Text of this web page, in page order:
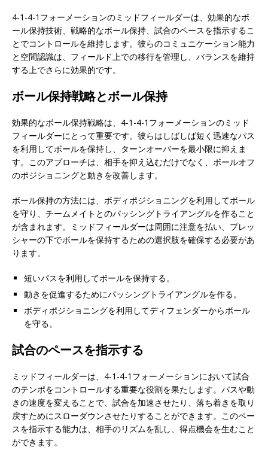
4-1-4-1フォーメーションのミッドフィールダーは、効果的なボ
ール保持技術、戦略的なボール保持、試合のペースを指示するこ
とでコントロールを維持します。彼らのコミュニケーション能力
と空間認識は、フィールド上での移行を管理し、バランスを維持
する上でさらに効果的です。
ボール保持戦略とボール保持
効果的なボール保持戦略は、4-1-4-1フォーメーションのミッド
フィールダーにとって重要です。彼らはしばしば短く迅速なパス
を利用してボールを保持し、ターンオーバーを最小限に抑えま
す。このアプローチは、相手を抑え込むだけでなく、ボールオフ
のポジショニングと動きを改善します。
ボール保持の方法には、ボディポジショニングを利用してボール
を守り、チームメイトとのパッシングトライアングルを作ること
が含まれます。ミッドフィールダーは周囲に注意を払い、プレッ
シャーの下でボールを保持するための選択肢を確保する必要があ
ります。
短いパスを利用してボールを保持する。
動きを促進するためにパッシングトライアングルを作る。
ボディポジショニングを利用してディフェンダーからボール
を守る。
試合のペースを指示する
ミッドフィールダーは、4-1-4-1フォーメーションにおいて試合
のテンポをコントロールする重要な役割を果たします。パスや動
きの速度を変えることで、試合を加速させたり、落ち着きを取り
戻すためにスローダウンさせたりすることができます。このペー
スを指示する能力は、相手のリズムを乱し、得点機会を生むこと
ができます。